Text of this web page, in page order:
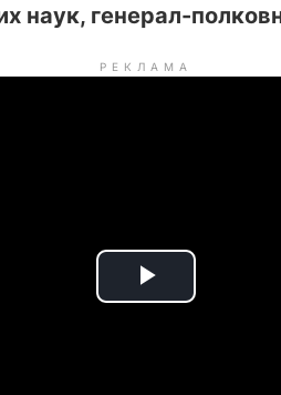
наук, генерал-
РЕКЛАМА
P